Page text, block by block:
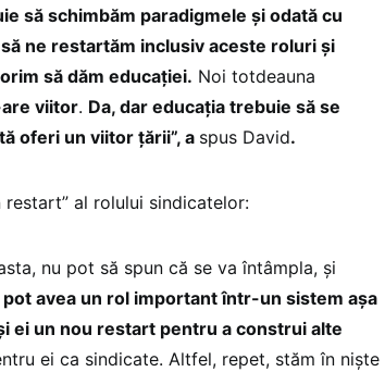
să schimbăm paradigmele și odată cu
ne restartăm inclusiv aceste roluri și
să dăm educației. Noi totdeauna
viitor. Da, dar educația trebuie să se
oferi un viitor țării”, a spus David.
al rolului sindicatelor:
nu pot să spun că se va întâmpla, și
avea un rol important într-un sistem așa
ei un nou restart pentru a construi alte
ei ca sindicate. Altfel, repet, stăm în niște